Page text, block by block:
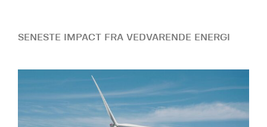
SENESTE IMPACT FRA VEDVARENDE ENERGI